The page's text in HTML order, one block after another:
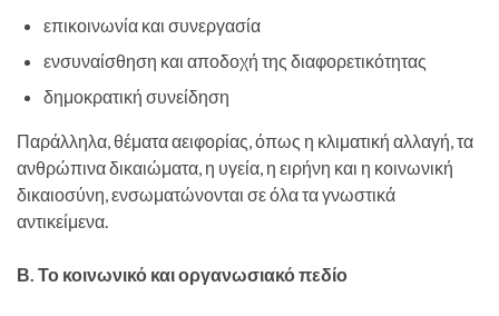
επικοινωνία και συνεργασία
ενσυναίσθηση και αποδοχή της διαφορετικότητας
δημοκρατική συνείδηση
Παράλληλα, θέματα αειφορίας, όπως η κλιματική αλλαγή, τα
ανθρώπινα δικαιώματα, η υγεία, η ειρήνη και η κοινωνική
δικαιοσύνη, ενσωματώνονται σε όλα τα γνωστικά
αντικείμενα.
Β. Το κοινωνικό και οργανωσιακό πεδίο